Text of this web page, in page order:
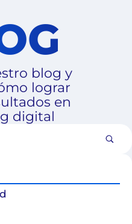
blog y
lograr
en
digital